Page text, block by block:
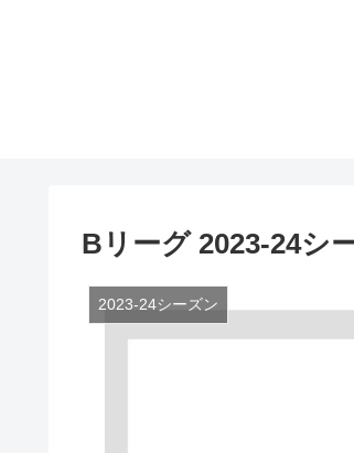
Bリーグ 2023-24シ
2023-24シーズン